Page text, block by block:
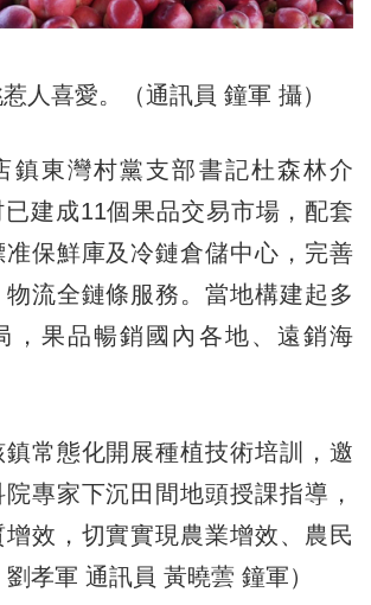
人喜愛。（通訊員 鐘軍 攝）
東灣村黨支部書記杜森林介
建成11個果品交易市場，配套
保鮮庫及冷鏈倉儲中心，完善
流全鏈條服務。當地構建起多
，果品暢銷國內各地、遠銷海
態化開展種植技術培訓，邀
專家下沉田間地頭授課指導，
效，切實實現農業增效、農民
孝軍 通訊員 黃曉蕓 鐘軍）